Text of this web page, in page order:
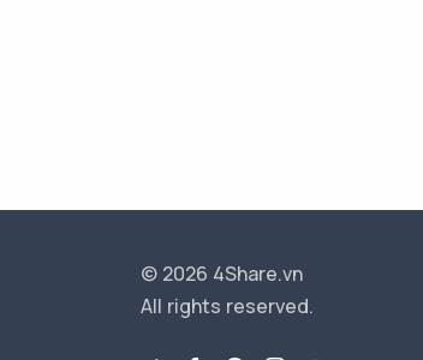
© 2026 4Share.vn
All rights reserved.